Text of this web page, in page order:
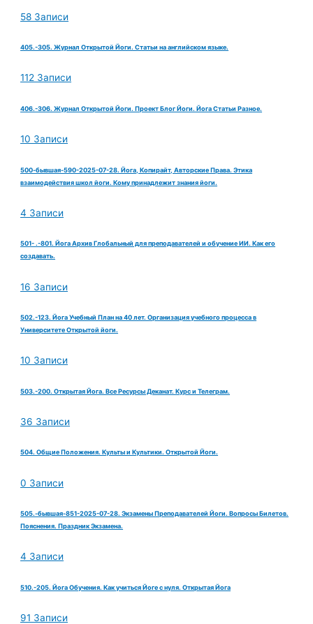
58 Записи
405.-305. Журнал Открытой Йоги. Статьи на английском языке.
112 Записи
406.-306. Журнал Открытой Йоги. Проект Блог Йоги. Йога Статьи Разное.
10 Записи
500-бывшая-590-2025-07-28. Йога, Копирайт, Авторские Права. Этика
взаимодействия школ йоги. Кому принадлежит знания йоги.
4 Записи
501- .-801. Йога Архив Глобальный для преподавателей и обучение ИИ. Как его
создавать.
16 Записи
502.-123. Йога Учебный План на 40 лет. Организация учебного процесса в
Университете Открытой йоги.
10 Записи
503.-200. Открытая Йога. Все Ресурсы Деканат. Курс и Телеграм.
36 Записи
504. Общие Положения. Культы и Культики. Открытой Йоги.
0 Записи
505.-бывшая-851-2025-07-28. Экзамены Преподавателей Йоги. Вопросы Билетов.
Пояснения. Праздник Экзамена.
4 Записи
510.-205. Йога Обучения. Как учиться Йоге с нуля. Открытая Йога
91 Записи